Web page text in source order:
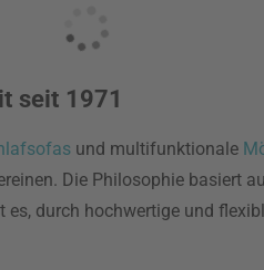
seit 1971
und multifunktionale
Die Philosophie basiert
durch hochwertige und